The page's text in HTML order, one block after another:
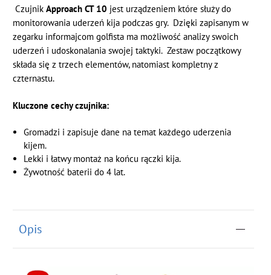
CzujnikApproach CT 10 jest urządzeniem które służy do
monitorowania uderzeń kija podczas gry. Dzięki zapisanym w
zegarku informajcom golfista ma możliwość analizy swoich
uderzeń i udoskonalania swojej taktyki. Zestaw początkowy
składa się z trzech elementów, natomiast kompletny z
czternastu.
Kluczone cechy czujnika:
Gromadzi i zapisuje dane na temat każdego uderzenia
kijem.
Lekki i łatwy montaż na końcu rączki kija.
Żywotność baterii do 4 lat.
Opis